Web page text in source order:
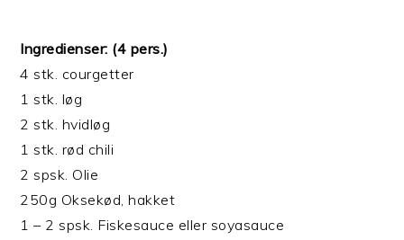
Ingredienser: (4 pers.)
4 stk. courgetter
1 stk. løg
2 stk. hvidløg
1 stk. rød chili
2 spsk. Olie
250g Oksekød, hakket
1 – 2 spsk. Fiskesauce eller soyasauce